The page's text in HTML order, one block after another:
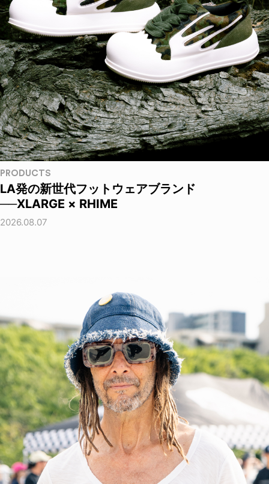
PRODUCTS
LA発の新世代フットウェアブランド
──XLARGE × RHIME
2026.08.07